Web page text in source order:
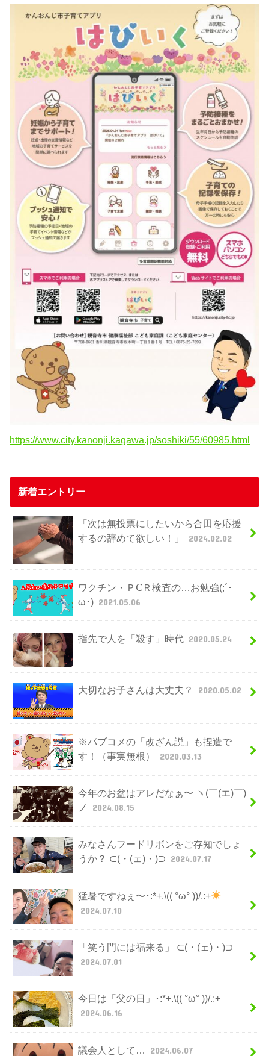
https://www.city.kanonji.kagawa.jp/soshiki/55/60985.html
新着エントリー
「次は無投票にしたいから合田を応援
するの辞めて欲しい！」
2024.02.02
ワクチン・ＰⅭＲ検査の…お勉強(;´･
ω･) 2021.05.06
指先で人を「殺す」時代 2020.05.24
大切なお子さんは大丈夫？ 2020.05.02
※パブコメの「改ざん説」も捏造で
す！（事実無根）
2020.03.13
今年のお盆はアレだなぁ〜 ヽ(￣(エ)￣)
ノ
2024.08.15
みなさんフードリボンをご存知でしょ
うか？ ⊂(・(ェ)・)⊃ 2024.07.17
猛暑ですねぇ〜･:*+.\(( °ω° ))/.:+
2024.07.10
「笑う門には福来る」 ⊂(・(ェ)・)⊃
2024.07.01
今日は「父の日」･:*+.\(( °ω° ))/.:+
2024.06.16
議会人として… 2024.06.07